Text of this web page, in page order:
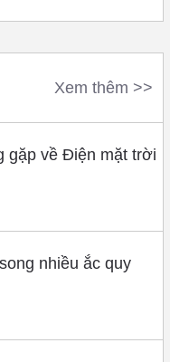
Xem thêm >>
gặp về Điện mặt trời
nhiều ắc quy